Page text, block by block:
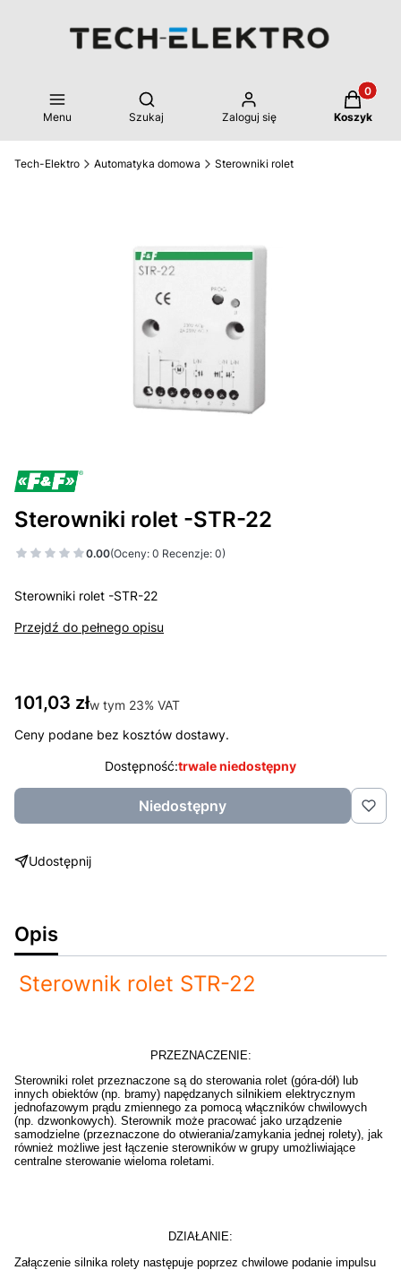
Menu
Otwórz wyszukiwarkę
Szukaj Zaloguj się Koszyk
Tech-Elektro Automatyka domowa Sterowniki rolet
Sterowniki rolet -STR-22
0.00(Oceny: 0 Recenzje: 0)
Sterowniki rolet -STR-22
Przejdź do pełnego opisu
Cena
101,03 złw tym 23% VAT
w tym 23% VAT
Ceny podane bez kosztów dostawy.
Dostępność:trwale niedostępny
Niedostępny
Udostępnij
Opis
Sterownik rolet STR-22
PRZEZNACZENIE:
Sterowniki rolet przeznaczone są do sterowania rolet (góra-dół) lub
innych obiektów (np. bramy) napędzanych silnikiem elektrycznym
jednofazowym prądu zmiennego za pomocą włączników chwilowych
(np. dzwonkowych). Sterownik może pracować jako urządzenie
samodzielne (przeznaczone do otwierania/zamykania jednej rolety), jak
również możliwe jest łączenie sterowników w grupy umożliwiające
centralne sterowanie wieloma roletami.
DZIAŁANIE:
Załączenie silnika rolety następuje poprzez chwilowe podanie impulsu